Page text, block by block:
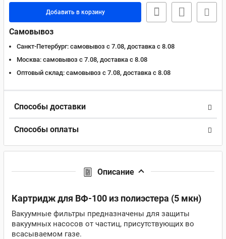
Добавить в корзину
Самовывоз
Санкт-Петербург: самовывоз с 7.08, доставка c 8.08
Москва: самовывоз с 7.08, доставка c 8.08
Оптовый склад: самовывоз с 7.08, доставка c 8.08
Способы доставки
Способы оплаты
Описание
Картридж для ВФ-100 из полиэстера (5 мкн)
Вакуумные фильтры предназначены для защиты
вакуумных насосов от частиц, присутствующих во
всасываемом газе.